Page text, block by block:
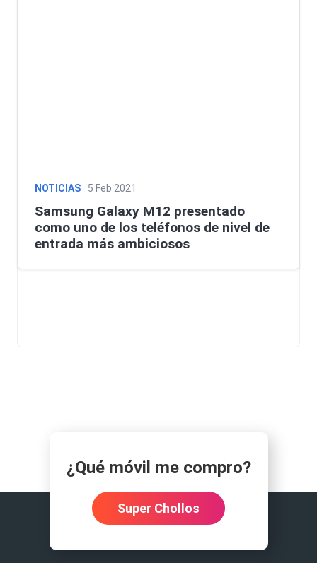
NOTICIAS 5 Feb 2021
Samsung Galaxy M12 presentado
como uno de los teléfonos de nivel de
entrada más ambiciosos
¿Qué móvil me compro?
Super Chollos